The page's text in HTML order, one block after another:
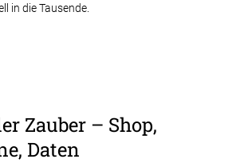
in die Tausende.
Zauber – Shop,
Daten